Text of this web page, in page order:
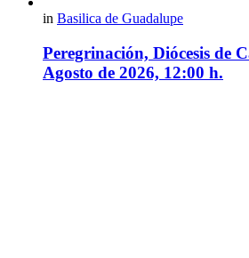
in Basilica de Guadalupe
Peregrinación, Diócesis de
Agosto de 2026, 12:00 h.